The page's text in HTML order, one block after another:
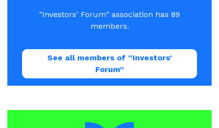
"Investors' Forum" association has 89
members.
See all members of “Investors’
Forum”